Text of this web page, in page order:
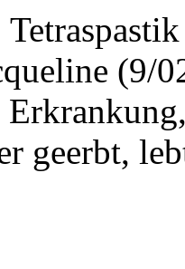
(9/
geerbt,